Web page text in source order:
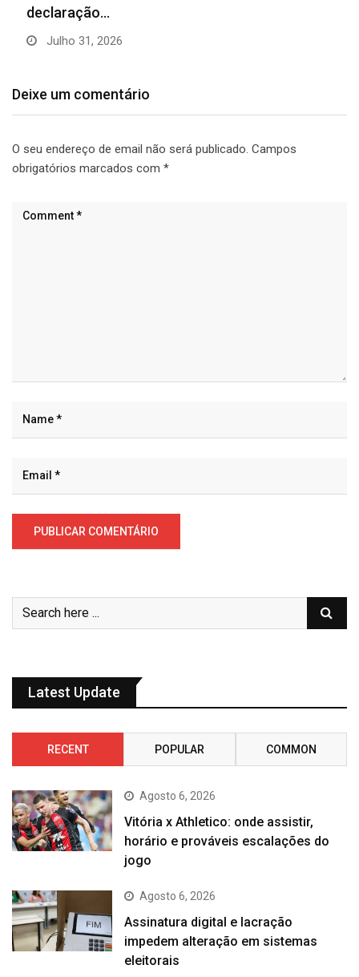
declaração…
Julho 31, 2026
Deixe um comentário
O seu endereço de email não será publicado. Campos
obrigatórios marcados com *
Latest Update
RECENT POPULAR COMMON
Agosto 6, 2026
Vitória x Athletico: onde assistir,
horário e prováveis escalações do
jogo
Agosto 6, 2026
Assinatura digital e lacração
impedem alteração em sistemas
eleitorais